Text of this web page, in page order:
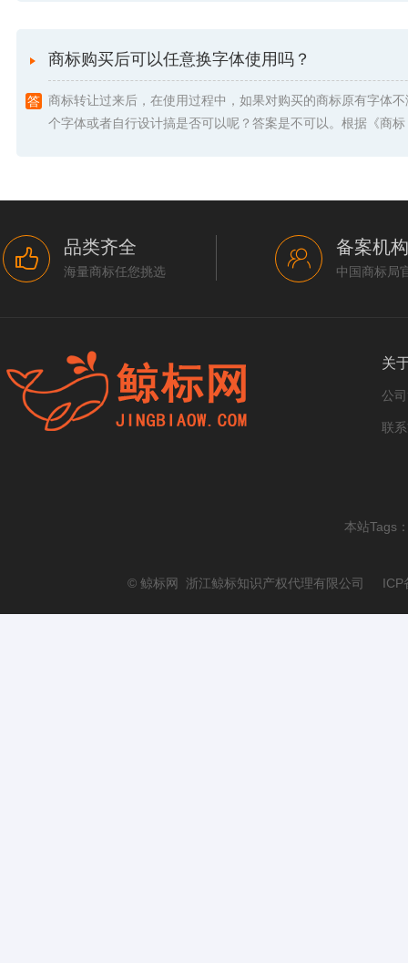
商标购买后可以任意换字体使用吗？
商标转让过来后，在使用过程中，如果对购买的商标原有字体
个字体或者自行设计搞是否可以呢？答案是不可以。根据《商
品类齐全
海量商标任您挑选
备案机构
中国商标局
关
公
联
本站Tags
© 鲸标网 浙江鲸标知识产权代理有限公司 ICP